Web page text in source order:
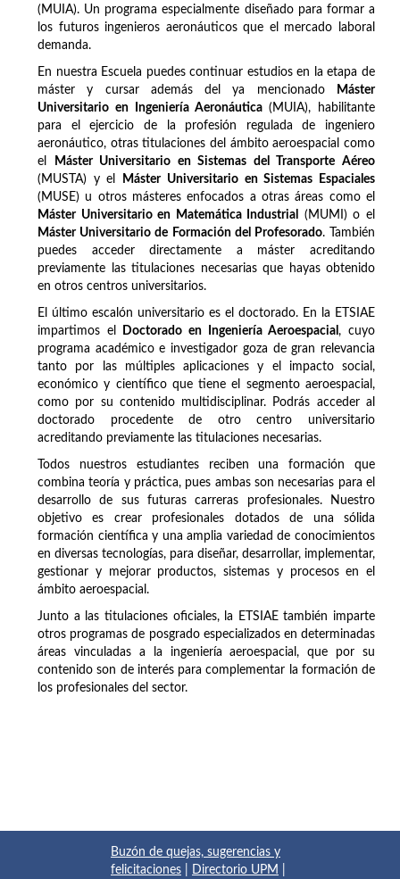
(MUIA). Un programa especialmente diseñado para formar a
los futuros ingenieros aeronáuticos que el mercado laboral
demanda.
En nuestra Escuela puedes continuar estudios en la etapa de
máster y cursar además del ya mencionado
Máster
Universitario en Ingeniería Aeronáutica(MUIA), habilitante
para el ejercicio de la profesión regulada de ingeniero
aeronáutico, otras titulaciones del ámbito aeroespacial como
el
Máster Universitario en Sistemas del Transporte Aéreo
(MUSTA) y el
Máster Universitario en Sistemas Espaciales
(MUSE) u otros másteres enfocados a otras áreas como el
Máster Universitario en Matemática Industrial
(MUMI) o el
Máster Universitario de Formación del Profesorado. También
puedes acceder directamente a máster acreditando
previamente las titulaciones necesarias que hayas obtenido
en otros centros universitarios.
El último escalón universitario es el doctorado. En la ETSIAE
impartimos el
Doctorado en Ingeniería Aeroespacial, cuyo
programa académico e investigador goza de gran relevancia
tanto por las múltiples aplicaciones y el impacto social,
económico y científico que tiene el segmento aeroespacial,
como por su contenido multidisciplinar. Podrás acceder al
doctorado procedente de otro centro universitario
acreditando previamente las titulaciones necesarias.
Todos nuestros estudiantes reciben una formación que
combina teoría y práctica, pues ambas son necesarias para el
desarrollo de sus futuras carreras profesionales. Nuestro
objetivo es crear profesionales dotados de una sólida
formación científica y una amplia variedad de conocimientos
en diversas tecnologías, para diseñar, desarrollar, implementar,
gestionar y mejorar productos, sistemas y procesos en el
ámbito aeroespacial.
Junto a las titulaciones oficiales, la ETSIAE también imparte
otros programas de posgrado especializados en determinadas
áreas vinculadas a la ingeniería aeroespacial, que por su
contenido son de interés para complementar la formación de
los profesionales del sector.
Buzón de quejas, sugerencias y
felicitaciones
Directorio UPM